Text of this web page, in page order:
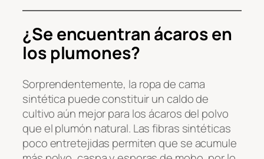
¿Se encuentran ácaros en
los plumones?
Sorprendentemente, la ropa de cama
sintética puede constituir un caldo de
cultivo aún mejor para los ácaros del polvo
que el plumón natural. Las fibras sintéticas
poco entretejidas permiten que se acumule